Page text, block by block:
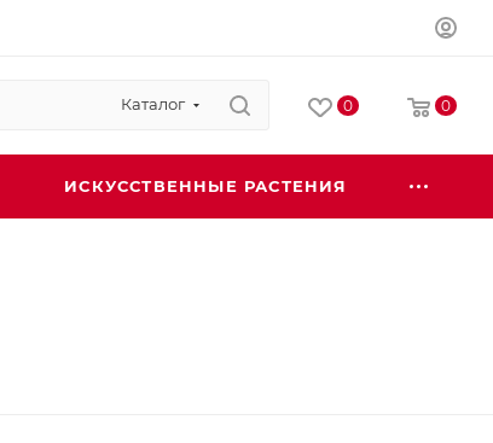
Каталог 0 0
ИСКУССТВЕННЫЕ РАСТЕНИЯ